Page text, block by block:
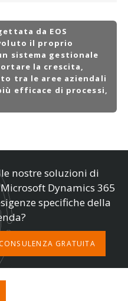
da EOS
il proprio
sistema gestionale
la crescita,
tra le aree aziendali
efficace di processi,
nostre soluzioni di
Dynamics 365
specifiche della
GRATUITA